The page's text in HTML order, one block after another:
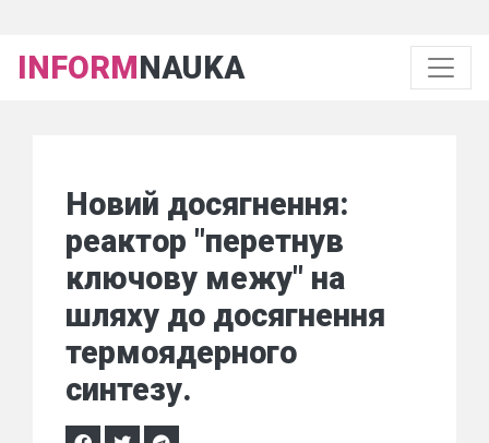
INFORMNAUKA
Новий досягнення:
реактор "перетнув
ключову межу" на
шляху до досягнення
термоядерного
синтезу.